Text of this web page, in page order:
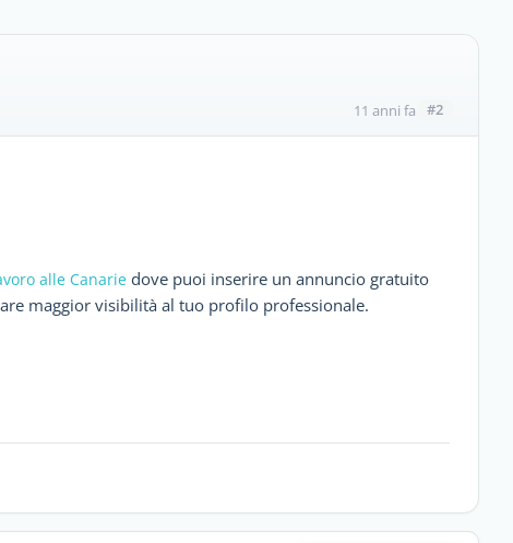
11 anni fa #2
alle Canarie dove puoi inserire un annuncio gratuito
maggior visibilità al tuo profilo professionale.